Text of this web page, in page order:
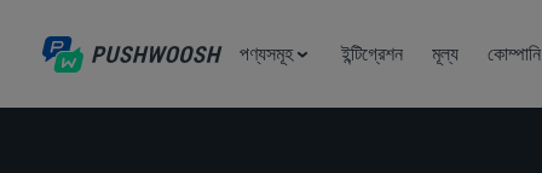
পণ্যসমূহ ইন্টিগ্রেশন মূল্য কোম্পানি